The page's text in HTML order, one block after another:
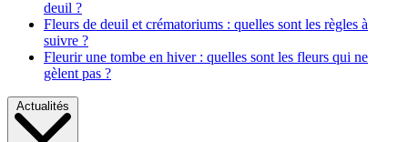
deuil ?
Fleurs de deuil et crématoriums : quelles sont les règles à
suivre ?
Fleurir une tombe en hiver : quelles sont les fleurs qui ne
gèlent pas ?
Actualités